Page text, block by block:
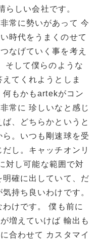
らしい会社です。
常に勢いがあって 今
時代をうまくのせて
なげていく事を考え
そして僕らのような
てくれようとしま
もかもartekがコン
常に 珍しいなと感じ
、どちらかというと
。いつも剛速球を受
し。キャッチオンリ
対し可能な範囲で対
確に出していて、だ
持ち良いわけです。
けです。 僕も前に
増えていけば 輸出も
合わせて カスタマイ